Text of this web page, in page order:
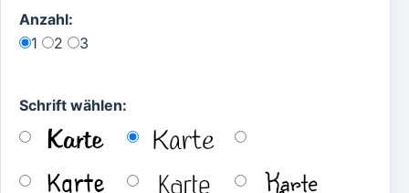
Anzahl:
1
2 3
Schrift wählen: